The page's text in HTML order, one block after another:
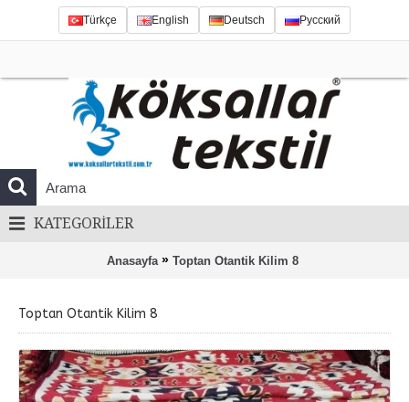
Türkçe English Deutsch Русский
KATEGORILER
Anasayfa » Toptan Otantik Kilim 8
Toptan Otantik Kilim 8